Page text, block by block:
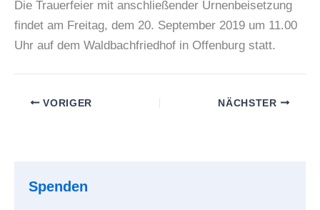
Die Trauerfeier mit anschließender Urnenbeisetzung
findet am Freitag, dem 20. September 2019 um 11.00
Uhr auf dem Waldbachfriedhof in Offenburg statt.
VORIGER NÄCHSTER
Spenden